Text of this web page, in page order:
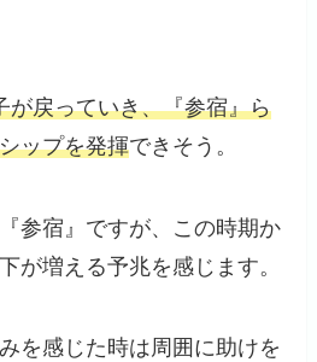
が戻っていき、『参宿』ら
ップを発揮できそう。
参宿』ですが、この時期か
が増える予兆を感じます。
を感じた時は周囲に助けを